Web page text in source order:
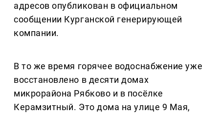
адресов опубликован в официальном
сообщении Курганской генерирующей
компании.
В то же время горячее водоснабжение уже
восстановлено в десяти домах
микрорайона Рябково и в посёлке
Керамзитный. Это дома на улице 9 Мая,